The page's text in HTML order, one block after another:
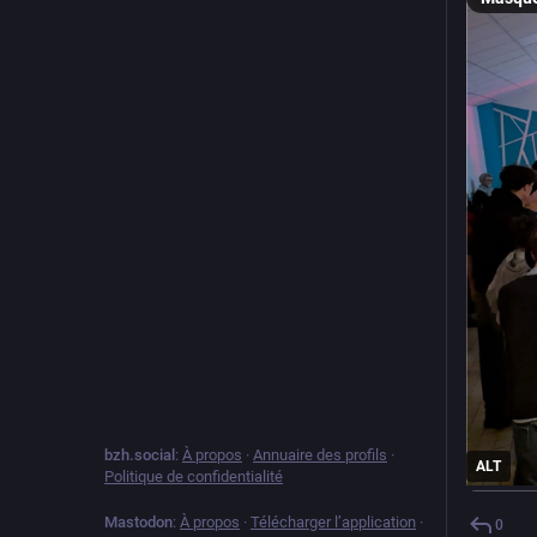
bzh.social : À propos · Annuaire des profils ·
Politique de confidentialité
Mastodon: À propos · Télécharger l’application ·
ALT
0